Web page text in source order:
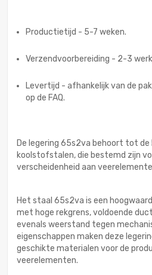
Productietijd - 5-7 weken.
Verzendvoorbereiding - 2-3
Levertijd - afhankelijk van de
op de FAQ.
De legering 65s2va behoort tot de
koolstofstalen, die bestemd zijn
verscheidenheid aan
Het staal 65s2va is een
met hoge rekgrens, voldoende
evenals weerstand tegen
eigenschappen maken deze
geschikte materialen voor de
veerelementen.